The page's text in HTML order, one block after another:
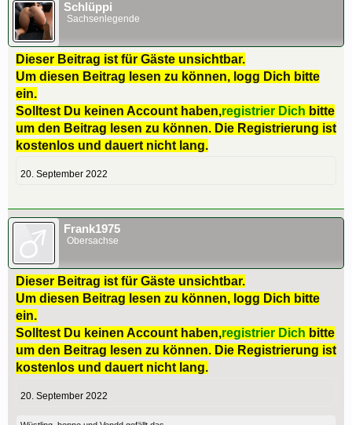
Schlüppi
Sachsenlegende
Dieser Beitrag ist für Gäste unsichtbar.
Um diesen Beitrag lesen zu können, logg Dich bitte
ein.
Solltest Du keinen Account haben,registrier Dich bitte
um den Beitrag lesen zu können. Die Registrierung ist
kostenlos und dauert nicht lang.
20. September 2022
Frank1975
Obersachse
Dieser Beitrag ist für Gäste unsichtbar.
Um diesen Beitrag lesen zu können, logg Dich bitte
ein.
Solltest Du keinen Account haben,registrier Dich bitte
um den Beitrag lesen zu können. Die Registrierung ist
kostenlos und dauert nicht lang.
20. September 2022